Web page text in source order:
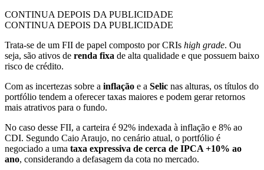
CONTINUA DEPOIS DA PUBLICIDADE
CONTINUA DEPOIS DA PUBLICIDADE
Trata-se de um FII de papel composto por CRIs high grade. Ou
seja, são ativos de renda fixa de alta qualidade e que possuem baixo
risco de crédito.
Com as incertezas sobre a inflação e a Selic nas alturas, os títulos do
portfólio tendem a oferecer taxas maiores e podem gerar retornos
mais atrativos para o fundo.
No caso desse FII, a carteira é 92% indexada à inflação e 8% ao
CDI. Segundo Caio Araujo, no cenário atual, o portfólio é
negociado a uma taxa expressiva de cerca de IPCA +10% ao
ano, considerando a defasagem da cota no mercado.